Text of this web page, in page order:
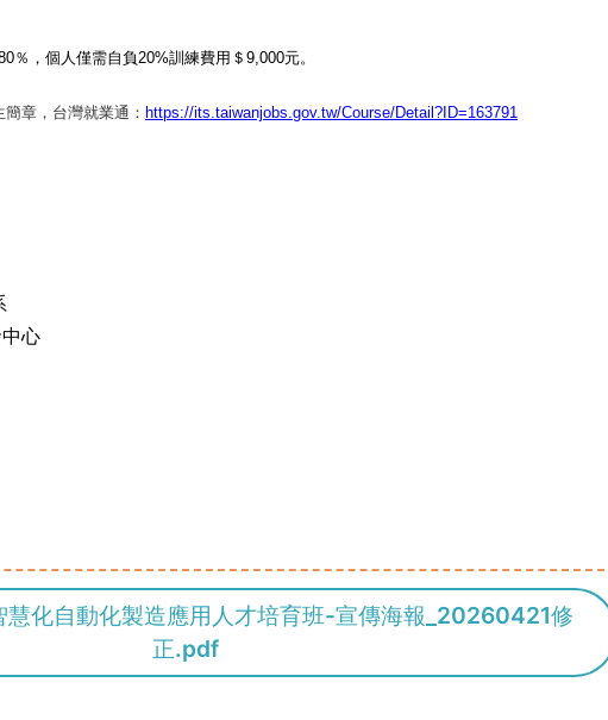
％，個人僅需自負20%訓練費用＄ 9,000元。
章，台灣就業通： https://its.taiwanjobs.gov.tw/Course/Detail?ID=163791
心
慧化自動化製造應用人才培育班-宣傳海報_20260421修
正.pdf